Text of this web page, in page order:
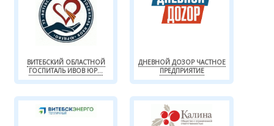
ВИТЕБСКИЙ ОБЛАСТНОЙ
ГОСПИТАЛЬ ИВОВ ЮР...
ДНЕВНОЙ ДОЗОР ЧАСТНОЕ
ПРЕДПРИЯТИЕ